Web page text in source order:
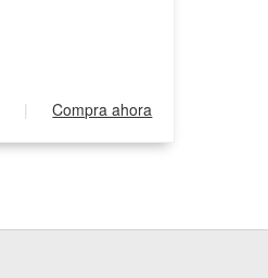
| Compra ahora